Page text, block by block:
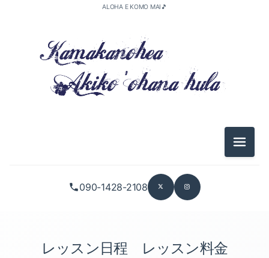
090-1428-2108
ALOHA E KOMO MAI🎵
初心者向け（3）
指定なし（1）
メニュ
レッスン日程 レッスン料金